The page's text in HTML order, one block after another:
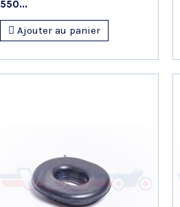
550...
Ajouter au panier